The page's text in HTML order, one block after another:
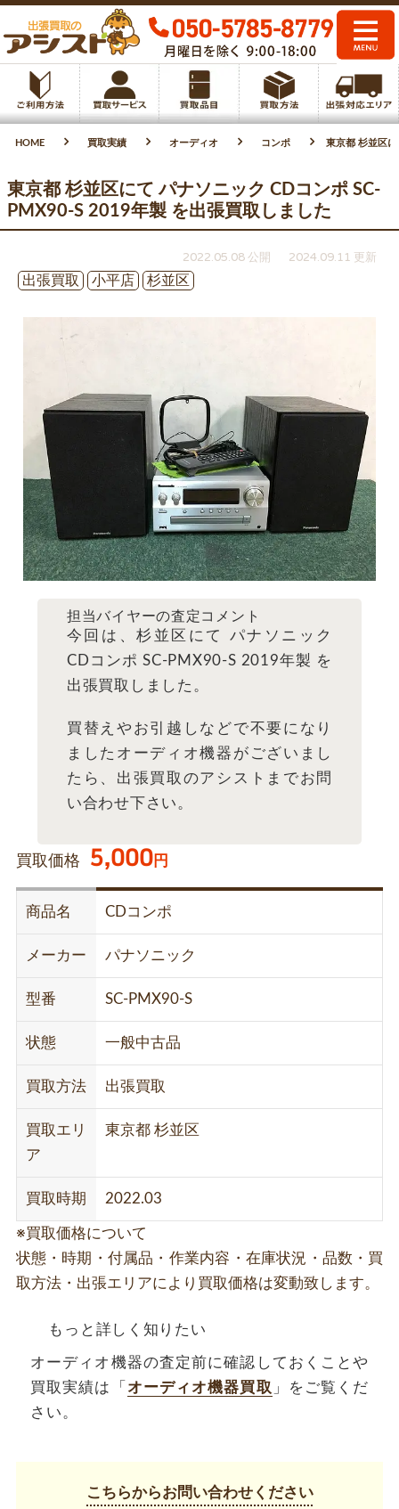
HOME 買取実績 オーディオ コンポ 東京都 杉並区
東京都 杉並区にて パナソニック CDコンポ SC-
PMX90-S 2019年製 を出張買取しました
2022.05.08 公開
2024.09.11 更新
出張買取
小平店 杉並区
担当バイヤーの査定コメント
今回は、杉並区にて パナソニック
CDコンポ SC-PMX90-S 2019年製 を
出張買取しました。
買替えやお引越しなどで不要になり
ましたオーディオ機器がございまし
たら、出張買取のアシストまでお問
い合わせ下さい。
買取価格 5,000円
商品名 CDコンポ
メーカー パナソニック
型番 SC-PMX90-S
状態 一般中古品
買取方法 出張買取
買取エリ
ア
東京都 杉並区
買取時期 2022.03
※買取価格について
状態・時期・付属品・作業内容・在庫状況・品数・買
取方法・出張エリアにより買取価格は変動致します。
もっと詳しく知りたい
オーディオ機器の査定前に確認しておくことや
買取実績は「 オーディオ機器買取 」をご覧くだ
さい。
こちらからお問い合わせください